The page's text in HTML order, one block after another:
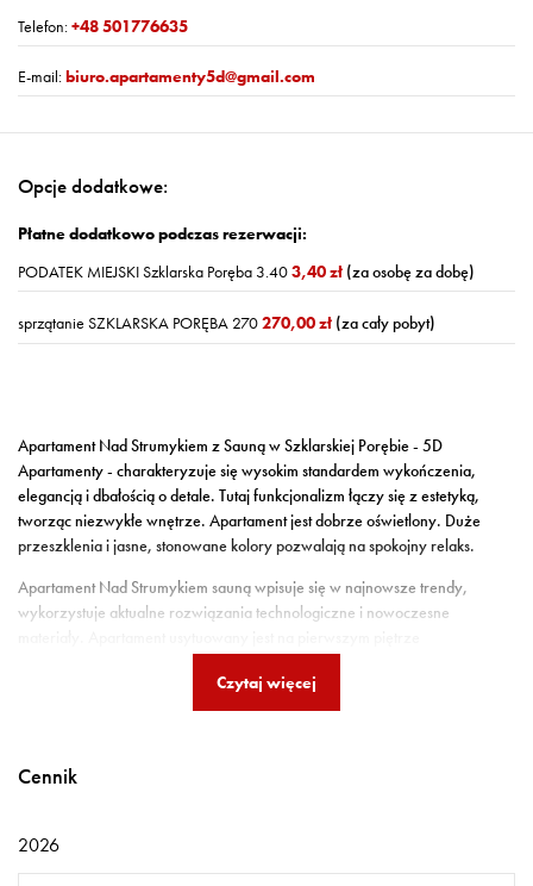
Telefon:+48 501776635
E-mail:biuro.apartamenty5d@gmail.com
Opcje dodatkowe:
Płatne dodatkowo podczas rezerwacji:
PODATEK MIEJSKI Szklarska Poręba 3.403,40 zł (za osobę za dobę)
sprzątanie SZKLARSKA PORĘBA 270270,00 zł (za cały pobyt)
Apartament Nad Strumykiem z Sauną w Szklarskiej Porębie - 5D
Apartamenty - charakteryzuje się wysokim standardem wykończenia,
elegancją i dbałością o detale. Tutaj funkcjonalizm łączy się z estetyką,
tworząc niezwykłe wnętrze. Apartament jest dobrze oświetlony. Duże
przeszklenia i jasne, stonowane kolory pozwalają na spokojny relaks.
Apartament Nad Strumykiem sauną wpisuje się w najnowsze trendy,
wykorzystuje aktualne rozwiązania technologiczne i nowoczesne
się w najnowsze trendy, wykorzystuje aktualne rozwiązania
technologiczne i nowoczesne materiały. Dodatki w postaci drewnianych
materacem, pojemną szafa z lustrem, stolikiem nocnym. Tapeta, z dlikatnym
wyjścia na wędrówki górskie. Za przesuwnymi drzwiami znajduje się salon
Czytaj więcej
Cennik
2026